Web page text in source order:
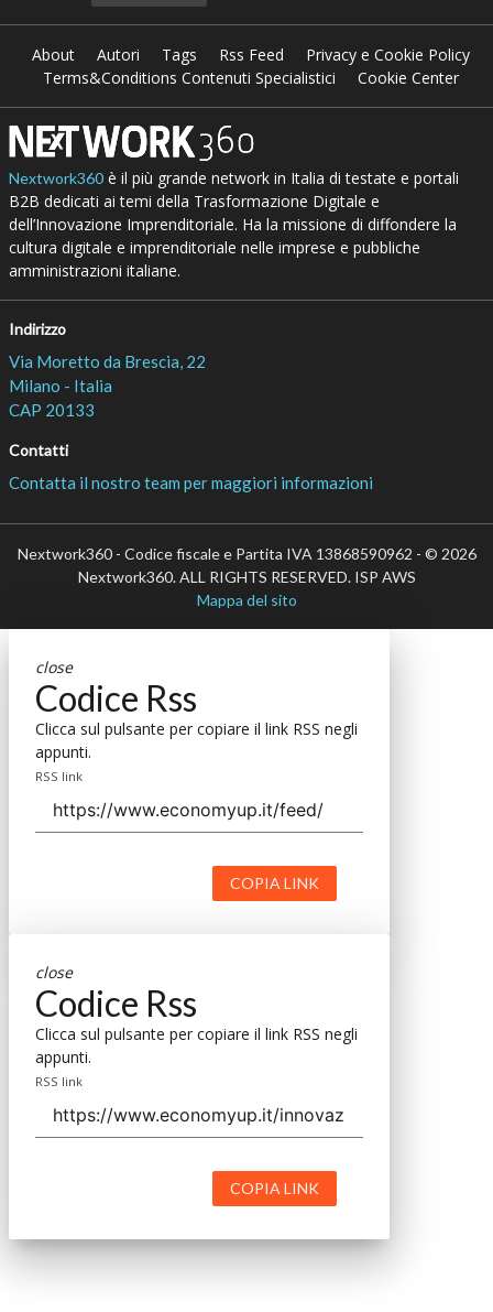
About Autori Tags Rss Feed
Privacy e Cookie Policy
Terms&Conditions Contenuti Specialistici
Cookie Center
Nextwork360è il più grande network in Italia di testate e portali
B2B dedicati ai temi della Trasformazione Digitale e
dell’Innovazione Imprenditoriale. Ha la missione di diffondere la
cultura digitale e imprenditoriale nelle imprese e pubbliche
amministrazioni italiane.
Indirizzo
Via Moretto da Brescia, 22
Milano - Italia
CAP 20133
Contatti
Contatta il nostro team per maggiori informazioni
Nextwork360 - Codice fiscale e Partita IVA 13868590962 - © 2026
Nextwork360. ALL RIGHTS RESERVED. ISP AWS
Mappa del sito
close
Codice Rss
Clicca sul pulsante per copiare il link RSS negli
appunti.
RSS link
COPIA LINK
close
Codice Rss
Clicca sul pulsante per copiare il link RSS negli
appunti.
RSS link
COPIA LINK